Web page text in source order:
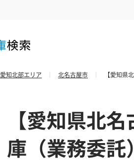
愛知北部エリア 北名古屋市 【愛知県
【愛知県北
庫（業務委託